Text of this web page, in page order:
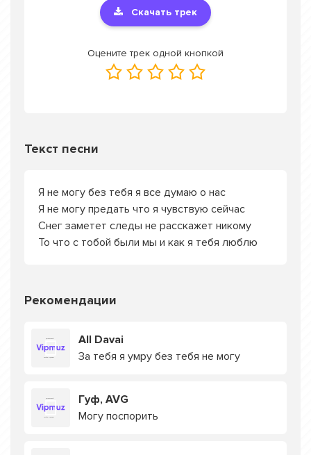
Скачать трек
Оцените трек одной кнопкой
Текст песни
Я не могу без тебя я все думаю о нас
Я не могу предать что я чувствую сейчас
Снег заметет следы не расскажет никому
То что с тобой были мы и как я тебя люблю
Рекомендации
All Davai
За тебя я умру без тебя не могу
Гуф, AVG
Могу поспорить